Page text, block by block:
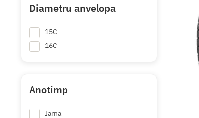
Diametru anvelopa
15C
16C
Anotimp
Iarna